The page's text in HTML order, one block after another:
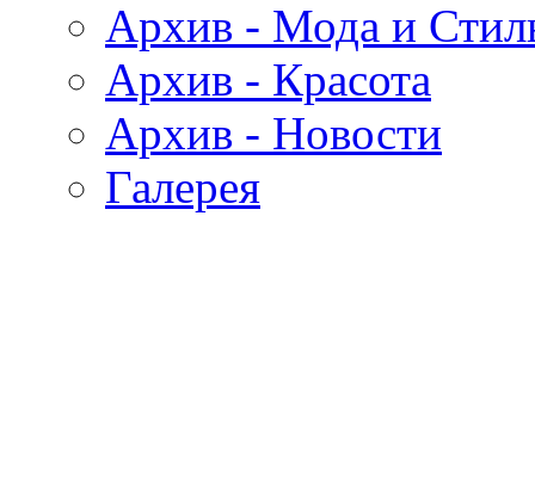
Архив - Мода и
Архив - Красота
Архив - Новости
Галерея